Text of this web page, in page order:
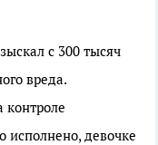
с 300 тысяч
вреда.
исполнено, девочке